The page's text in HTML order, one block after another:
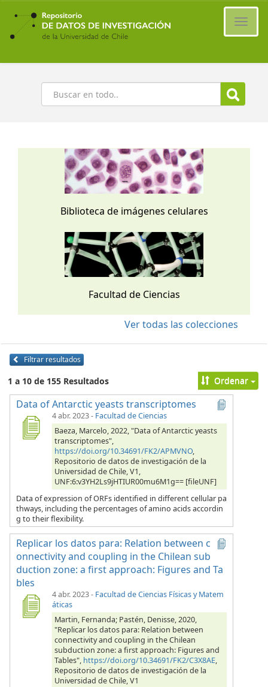
Ir
contenido
principal
Buscar
Biblioteca de imágenes celulares
Facultad de Ciencias
Ver todas las colecciones
Filtrar resultados
1 a 10 de 155 Resultados Ordenar
Data of Antarctic yeasts transcriptomes
4 abr. 2023- Facultad de Ciencias
Baeza, Marcelo, 2022, "Data of Antarctic yeasts
transcriptomes",
https://doi.org/10.34691/FK2/APMVNO,
Repositorio de datos de investigación de la
Universidad de Chile, V1,
UNF:6:v3YH2Ls9jHTIUR00mu6M1g== [fileUNF]
Data of expression of ORFs identified in different cellular pa
thways, including the percentages of amino acids accordin
g to their flexibility.
Replicar los datos para: Relation between c
onnectivity and coupling in the Chilean sub
duction zone: a first approach: Figures and Ta
bles
4 abr. 2023- Facultad de Ciencias Físicas y Matem
áticas
Martin, Fernanda; Pastén, Denisse, 2020,
"Replicar los datos para: Relation between
connectivity and coupling in the Chilean
subduction zone: a first approach: Figures and
Tables", https://doi.org/10.34691/FK2/C3X8AE,
Repositorio de datos de investigación de la
Universidad de Chile, V1